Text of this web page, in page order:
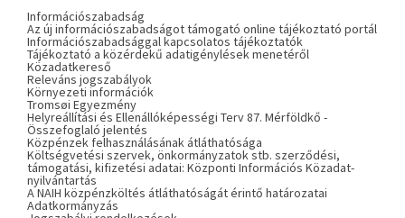
Információszabadság
Az új információszabadságot támogató online tájékoztató portál
Információszabadsággal kapcsolatos tájékoztatók
Tájékoztató a közérdekű adatigénylések menetéről
Közadatkereső
Releváns jogszabályok
Környezeti információk
Tromsøi Egyezmény
Helyreállítási és Ellenállóképességi Terv 87. Mérföldkő -
Összefoglaló jelentés
Közpénzek felhasználásának átláthatósága
Költségvetési szervek, önkormányzatok stb. szerződési,
támogatási, kifizetési adatai: Központi Információs Közadat-
nyilvántartás
A NAIH közpénzköltés átláthatóságát érintő határozatai
Adatkormányzás